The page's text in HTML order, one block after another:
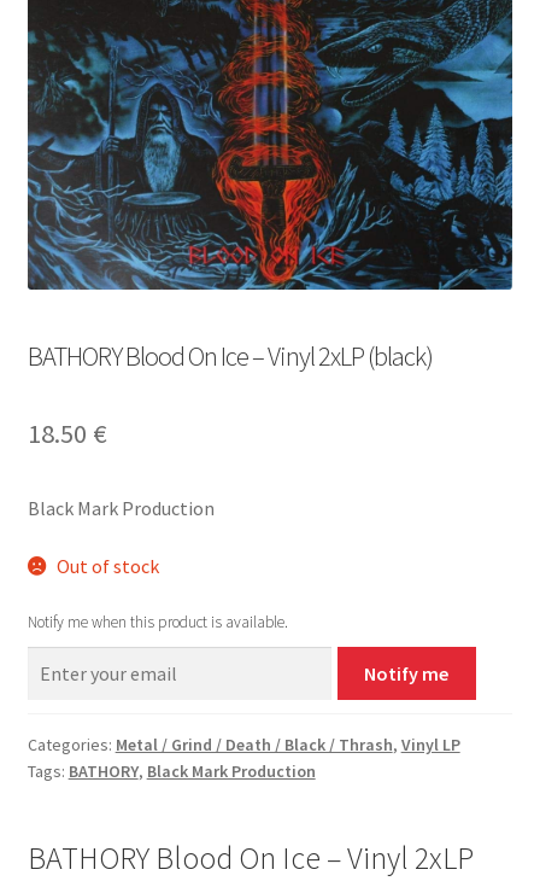
BATHORY Blood On Ice – Vinyl 2xLP (black)
18.50 €
Black Mark Production
Out of stock
Notify me when this product is available.
Notify me
Categories: Metal / Grind / Death / Black / Thrash, Vinyl LP
Tags: BATHORY, Black Mark Production
BATHORY Blood On Ice – Vinyl 2xLP